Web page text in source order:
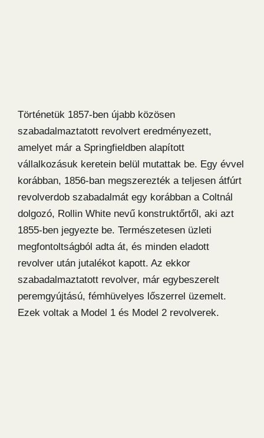
Történetük 1857-ben újabb közösen
szabadalmaztatott revolvert eredményezett,
amelyet már a Springfieldben alapított
vállalkozásuk keretein belül mutattak be. Egy évvel
korábban, 1856-ban megszerezték a teljesen átfúrt
revolverdob szabadalmát egy korábban a Coltnál
dolgozó, Rollin White nevű konstruktőrtől, aki azt
1855-ben jegyezte be. Természetesen üzleti
megfontoltságból adta át, és minden eladott
revolver után jutalékot kapott. Az ekkor
szabadalmaztatott revolver, már egybeszerelt
peremgyújtású, fémhüvelyes lőszerrel üzemelt.
Ezek voltak a Model 1 és Model 2 revolverek.